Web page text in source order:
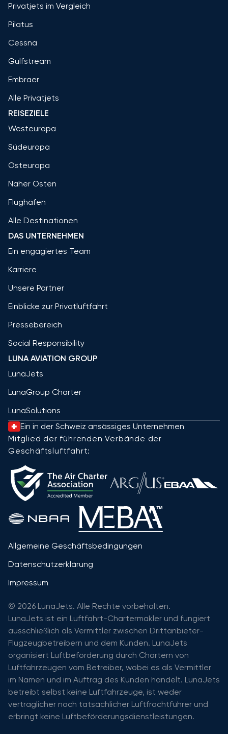
Privatjets im Vergleich
Pilatus
Cessna
Gulfstream
Embraer
Alle Privatjets
REISEZIELE
Westeuropa
Südeuropa
Osteuropa
Naher Osten
Flughäfen
Alle Destinationen
DAS UNTERNEHMEN
Ein engagiertes Team
Karriere
Unsere Partner
Einblicke zur Privatluftfahrt
Pressebereich
Social Responsibility
LUNA AVIATION GROUP
LunaJets
LunaGroup Charter
LunaSolutions
Ein in der Schweiz ansässiges Unternehmen
Mitglied der führenden Verbände der
Geschäftsluftfahrt:
Allgemeine Geschäftsbedingungen
Datenschutzerklärung
Impressum
© 2026 LunaJets. Alle Rechte vorbehalten.
LunaJets ist ein Luftfahrt-Chartermakler und fungiert
ausschließlich als Vermittler zwischen Drittanbieter-
Flugzeugbetreibern und dem Kunden. LunaJets
organisiert Luftbeförderung durch Chartern von
Luftfahrzeugen vom Betreiber, wobei es als Vermittler
im Namen und im Auftrag des Kunden handelt. LunaJets
betreibt selbst keine Luftfahrzeuge, ist weder
vertraglicher noch tatsächlicher Luftfrachtführer und
erbringt keine Luftbeförderungsdienstleistungen.